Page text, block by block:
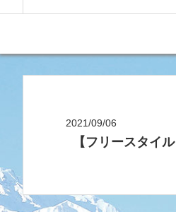
2021/09/06
【フリースタイ